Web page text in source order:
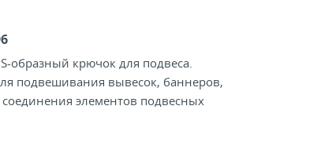
образный крючок для подвеса.
подвешивания вывесок, баннеров,
элементов подвесных